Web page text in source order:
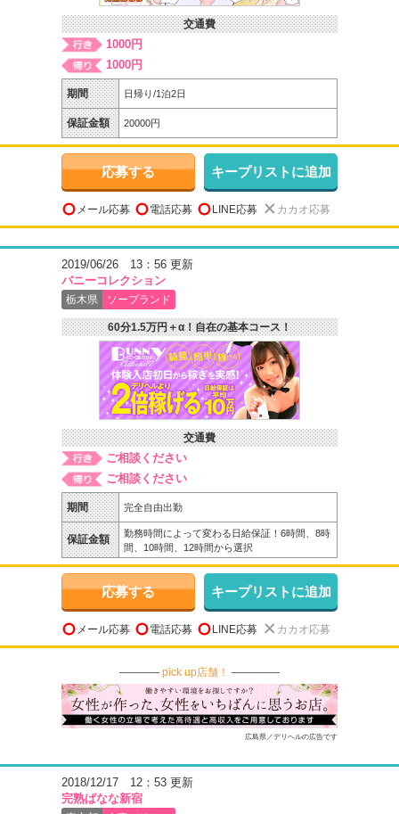
交通費
1000円
1000円
期間 日帰り/1泊2日
保証金額 20000円
応募する キープリストに追加
メール応募 電話応募 LINE応募 カカオ応募
2019/06/26 13：56 更新
バニーコレクション
栃木県 ソープランド
60分1.5万円＋α！自在の基本コース！
交通費
ご相談ください
ご相談ください
期間 完全自由出勤
保証金額
勤務時間によって変わる日給保証！6時間、8時
間、10時間、12時間から選択
応募する キープリストに追加
メール応募 電話応募 LINE応募 カカオ応募
pick up店舗！
広島県／デリヘルの広告です
2018/12/17 12：53 更新
完熟ばなな新宿